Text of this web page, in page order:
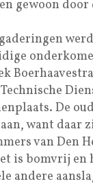
gewoon door
De
want daar
van Den
is bomvrij en
andere